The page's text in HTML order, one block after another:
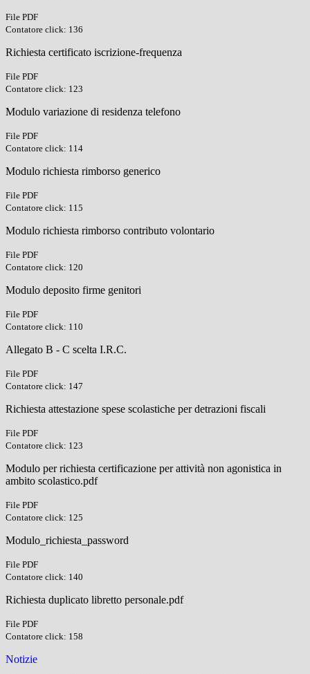
File PDF
Contatore click: 136
Richiesta certificato iscrizione-frequenza
File PDF
Contatore click: 123
Modulo variazione di residenza telefono
File PDF
Contatore click: 114
Modulo richiesta rimborso generico
File PDF
Contatore click: 115
Modulo richiesta rimborso contributo volontario
File PDF
Contatore click: 120
Modulo deposito firme genitori
File PDF
Contatore click: 110
Allegato B - C scelta I.R.C.
File PDF
Contatore click: 147
Richiesta attestazione spese scolastiche per detrazioni fiscali
File PDF
Contatore click: 123
Modulo per richiesta certificazione per attività non agonistica in
ambito scolastico.pdf
File PDF
Contatore click: 125
Modulo_richiesta_password
File PDF
Contatore click: 140
Richiesta duplicato libretto personale.pdf
File PDF
Contatore click: 158
Notizie